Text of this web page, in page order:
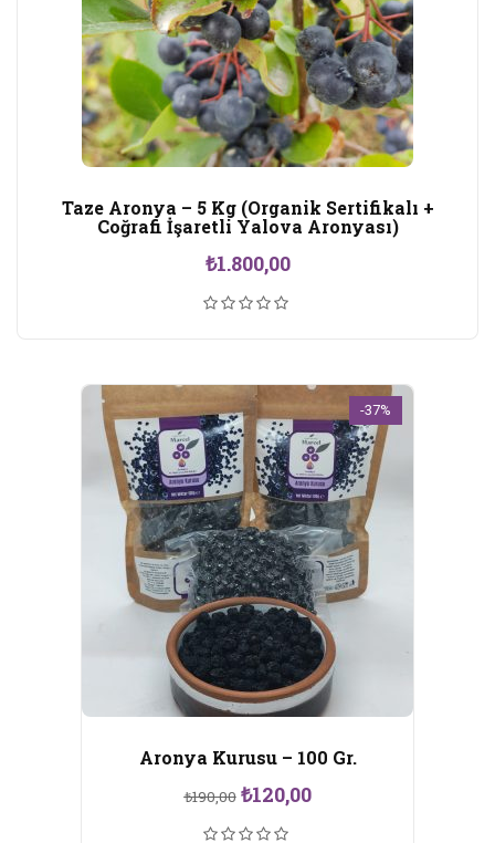
Taze Aronya – 5 Kg (Organik Sertifikalı +
Coğrafi İşaretli Yalova Aronyası)
₺1.800,00
-37%
Aronya Kurusu – 100 Gr.
₺190,00 Orijinal
fiyat:
₺190,00.
₺120,00Şu